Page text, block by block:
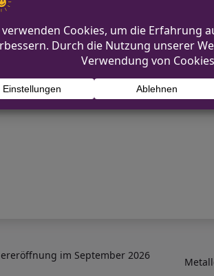
10. Juli 2026 geplant?
10. Juli 2026 an.
Aktuelle Infos zum
im September 2026